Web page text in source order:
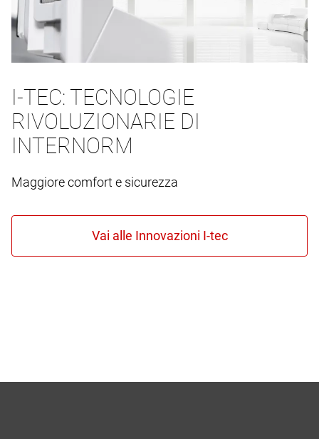
I-TEC: TECNOLOGIE
RIVOLUZIONARIE DI
INTERNORM
Maggiore comfort e sicurezza